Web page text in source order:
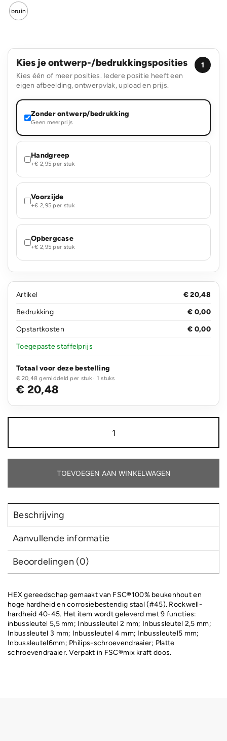
bruin
Kies je ontwerp-/bedrukkingsposities
Kies één of meer posities. Iedere positie heeft een
eigen afbeelding, ontwerpvlak, upload en prijs.
1
Zonder ontwerp/bedrukking
Geen meerprijs
Handgreep
+€ 2,95 per stuk
Voorzijde
+€ 2,95 per stuk
Opbergcase
+€ 2,95 per stuk
Artikel
€ 20,48
Bedrukking
€ 0,00
Opstartkosten
€ 0,00
Toegepaste staffelprijs
Totaal voor deze bestelling
€ 20,48 gemiddeld per stuk · 1 stuks
€ 20,48
inbussleutel
TOEVOEGEN AAN WINKELWAGEN
Beschrijving
Aanvullende informatie
Beoordelingen (0)
HEX gereedschap gemaakt van FSC®100% beukenhout en
hoge hardheid en corrosiebestendig staal (#45). Rockwell-
hardheid 40-45. Het item wordt geleverd met 9 functies:
inbussleutel 5,5 mm; Inbussleutel 2 mm; Inbussleutel 2,5 mm;
Inbussleutel 3 mm; Inbussleutel 4 mm; Inbussleutel5 mm;
Inbussleutel6mm; Philips-schroevendraaier; Platte
schroevendraaier. Verpakt in FSC®mix kraft doos.